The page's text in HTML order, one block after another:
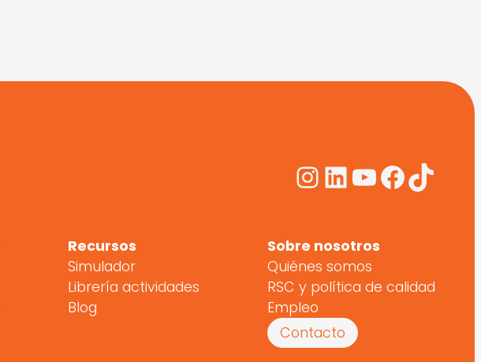
Instagram
LinkedIn
YouTube
Recursos
Simulador
Librería actividades
Blog
Sobre nosotros
Quiénes somos
RSC y política de calidad
Empleo
Contacto